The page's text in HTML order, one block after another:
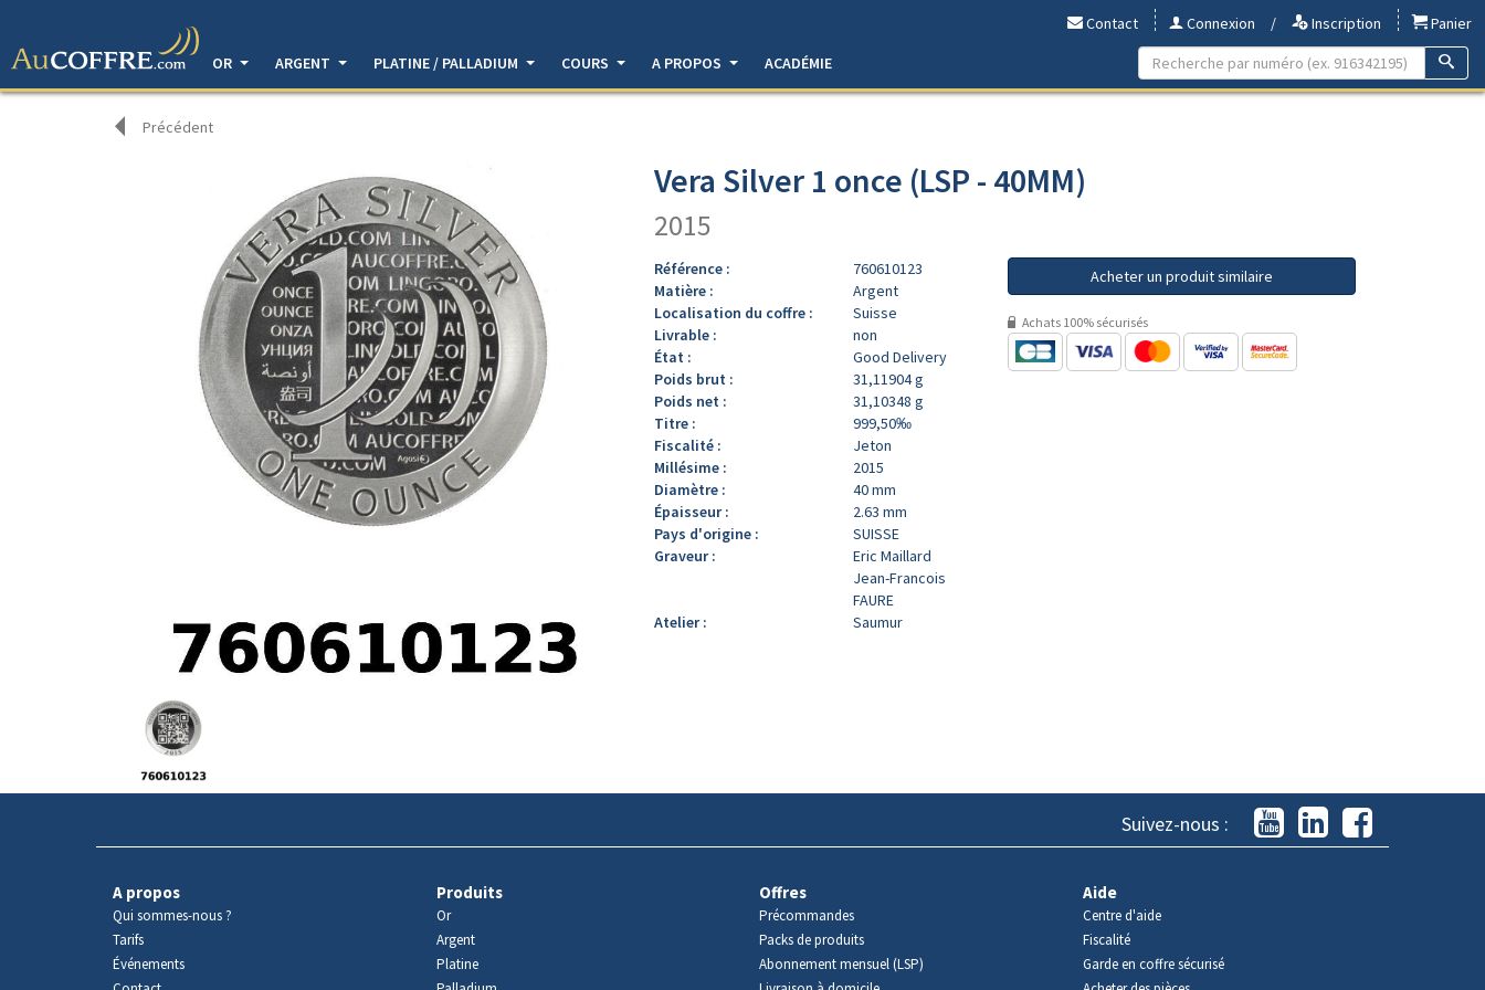
Contact Connexion / Inscription
Panier
OR
ARGENT PLATINE / PALLADIUM COURS A PROPOS ACADÉMIE
Précédent
produit
Vera Silver 1 once (LSP - 40MM)
2015
Référence :
760610123
Matière :
Argent
Localisation du coffre :
Suisse
Livrable :
non
État :
Good Delivery
Poids brut :
31,11904 g
Poids net :
31,10348 g
Titre :
999,50‰
Fiscalité :
Jeton
Millésime :
2015
Diamètre :
40 mm
Épaisseur :
2.63 mm
Pays d'origine :
SUISSE
Graveur :
Eric Maillard
Jean-Francois
FAURE
Atelier :
Saumur
Acheter un produit similaire
Achats 100% sécurisés
Suivez-nous :
A propos
Qui sommes-nous ?
Tarifs
Événements
Produits
Or
Argent
Platine
Offres
Précommandes
Packs de produits
Abonnement mensuel (LSP)
Aide
Centre d'aide
Fiscalité
Garde en coffre sécurisé